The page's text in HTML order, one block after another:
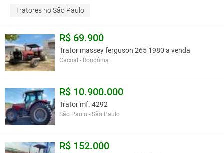
Tratores no São Paulo
R$ 69.900
Trator massey ferguson 265 1980 a venda
Cacoal - Rondônia
R$ 10.900.000
Trator mf. 4292
São Paulo - São Paulo
R$ 152.000